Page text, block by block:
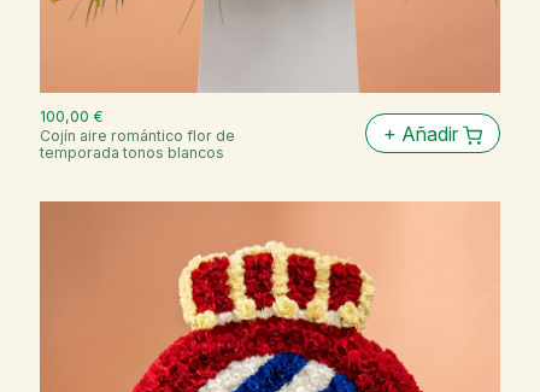
100,00 €
Cojín aire romántico flor de
temporada tonos blancos
+ Añadir